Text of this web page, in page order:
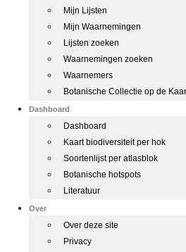
Mijn Lijsten
Mijn Waarnemingen
Lijsten zoeken
Waarnemingen zoeken
Waarnemers
Botanische Collectie op de
Dashboard
Dashboard
Kaart biodiversiteit per hok
Soortenlijst per atlasblok
Botanische hotspots
Literatuur
Over
Over deze site
Privacy